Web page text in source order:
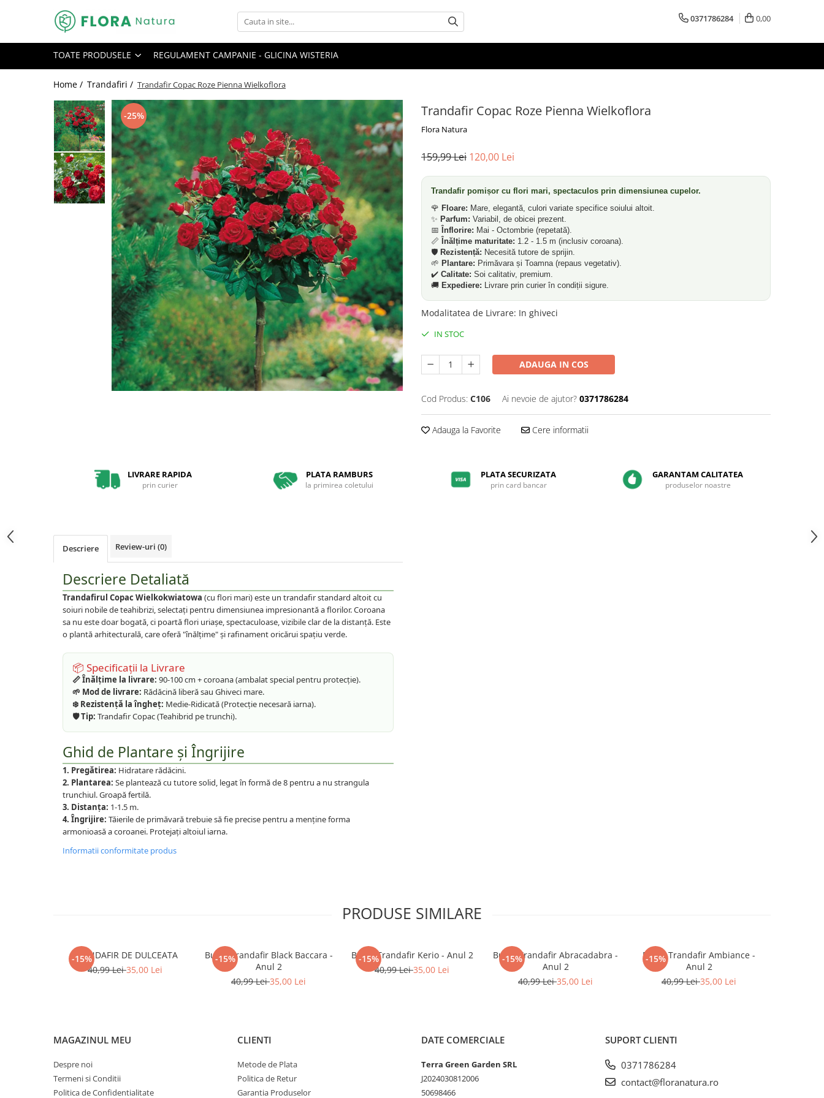
Pachete Promotionale
Plante foioase
Plante urcatoare
Pomi columnari
Trandafiri copac
Trandafiri pomisor plangator
Trandafiri urcatori
0371786284 0,00
TOATE PRODUSELE REGULAMENT CAMPANIE - GLICINA WISTERIA
Home / Trandafiri / Trandafir Copac Roze Pienna Wielkoflora
Trandafir Copac Roze Pienna Wielkoflora
Flora Natura
-25%
159,99 Lei 120,00 Lei
Trandafir pomișor cu flori mari, spectaculos prin dimensiunea cupelor.
🌹 Floare: Mare, elegantă, culori variate specifice soiului altoit.
✨ Parfum: Variabil, de obicei prezent.
📅
Înflorire: Mai - Octombrie (repetată).
📏 Înălțime maturitate: 1.2 - 1.5 m (inclusiv coroana).
🛡️ Rezistență: Necesită tutore de sprijin.
🌱 Plantare: Primăvara și Toamna (repaus vegetativ).
✔️ Calitate: Soi calitativ, premium.
🚚 Expediere: Livrare prin curier în condiții sigure.
Modalitatea de Livrare: In ghiveci
IN STOC
ADAUGA IN COS
Cod Produs: C106 Ai nevoie de ajutor? 0371786284
Adauga la Favorite Cere informatii
LIVRARE RAPIDA
prin curier
PLATA RAMBURS
la primirea coletului
PLATA SECURIZATA
prin card bancar
GARANTAM CALITATEA
produselor noastre
Descriere Review-uri (0)
Descriere Detaliată
Trandafirul Copac Wielkokwiatowa (cu flori mari) este un trandafir standard altoit cu
soiuri nobile de teahibrizi, selectați pentru dimensiunea impresionantă a florilor. Coroana
sa nu este doar bogată, ci poartă flori uriașe, spectaculoase, vizibile clar de la distanță. Este
o plantă arhitecturală, care oferă "înălțime" și rafinament oricărui spațiu verde.
📦 Specificații la Livrare
📏 Înălțime la livrare: 90-100 cm + coroana (ambalat special pentru protecție).
🌱 Mod de livrare: Rădăcină liberă sau Ghiveci mare.
❄️ Rezistență la îngheț: Medie-Ridicată (Protecție necesară iarna).
🛡️ Tip: Trandafir Copac (Teahibrid pe trunchi).
Ghid de Plantare și Îngrijire
1. Pregătirea: Hidratare rădăcini.
2. Plantarea: Se plantează cu tutore solid, legat în formă de 8 pentru a nu strangula
trunchiul. Groapă fertilă.
3. Distanța: 1-1.5 m.
4. Îngrijire: Tăierile de primăvară trebuie să fie precise pentru a menține forma
armonioasă a coroanei. Protejați altoiul iarna.
Informatii conformitate produs
PRODUSE SIMILARE
-15%
TRANDAFIR DE DULCEATA
40,99 Lei35,00 Lei
-15%
Butaș Trandafir Black Baccara -
Anul 2
40,99 Lei35,00 Lei
-15%
Butaș Trandafir Kerio - Anul 2
40,99 Lei35,00 Lei
-15%
Butaș Trandafir Abracadabra -
Anul 2
40,99 Lei35,00 Lei
-15%
Butaș Trandafir Ambiance -
Anul 2
40,99 Lei35,00 Lei
MAGAZINUL MEU
Despre noi
Termeni si Conditii
Politica de Confidentialitate
CLIENTI
Metode de Plata
Politica de Retur
Garantia Produselor
DATE COMERCIALE
Terra Green Garden SRL
J2024030812006
50698466
SUPORT CLIENTI
0371786284
contact@floranatura.ro